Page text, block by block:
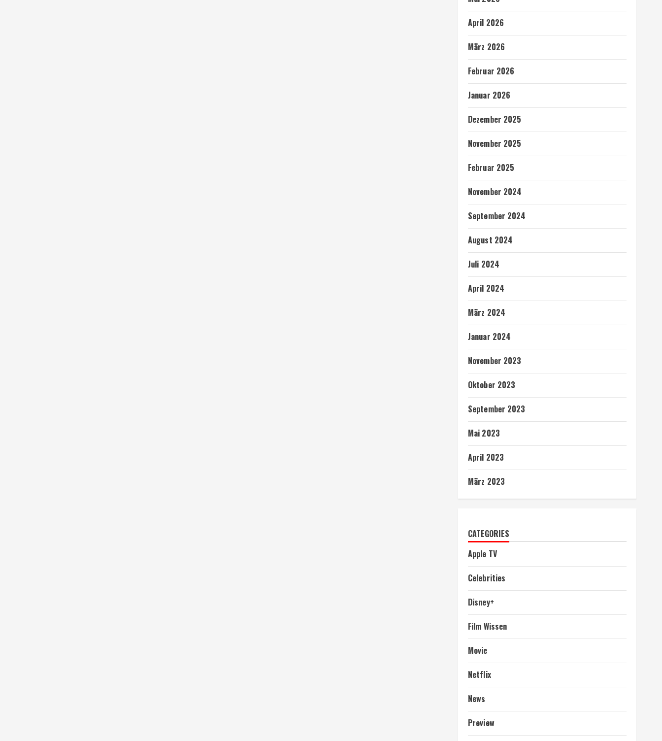
April 2026
März 2026
Februar 2026
Januar 2026
Dezember 2025
November 2025
Februar 2025
November 2024
September 2024
August 2024
Juli 2024
April 2024
März 2024
Januar 2024
November 2023
Oktober 2023
September 2023
Mai 2023
April 2023
März 2023
CATEGORIES
Apple TV
Celebrities
Disney+
Film Wissen
Movie
Netflix
News
Preview